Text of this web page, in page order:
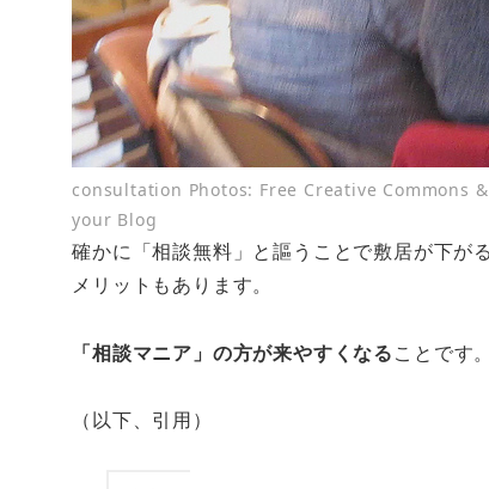
consultation Photos: Free Creative Commons
your Blog
確かに「相談無料」と謳うことで敷居が下が
メリットもあります。
「相談マニア」の方が来やすくなることです。
（以下、引用）